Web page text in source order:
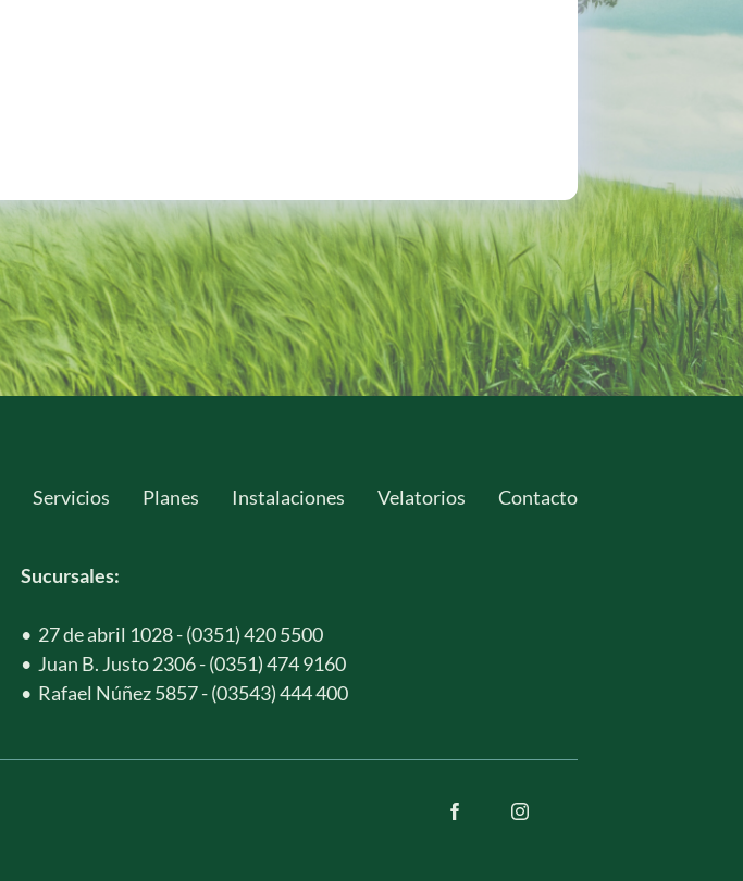
Servicios Planes Instalaciones Velatorios Contacto
Sucursales:
• 27 de abril 1028 - (0351) 420 5500
• Juan B. Justo 2306 - (0351) 474 9160
• Rafael Núñez 5857 - (03543) 444 400